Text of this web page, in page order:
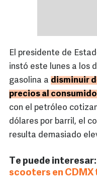
El presidente de
instó este lunes a los
gasolina a disminuir
precios al
con el petróleo
dólares por barril, el
resulta demasiado
Te puede interesar:
scooters en CDMX